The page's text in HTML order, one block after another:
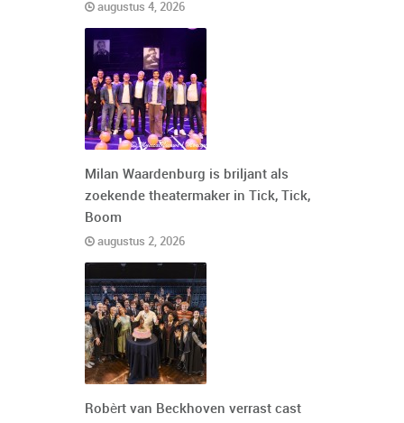
augustus 4, 2026
Milan Waardenburg is briljant als
zoekende theatermaker in Tick, Tick,
Boom
augustus 2, 2026
Robèrt van Beckhoven verrast cast